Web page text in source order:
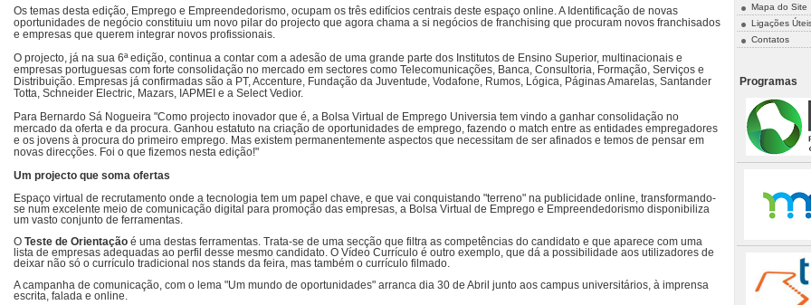
Os temas desta edição, Emprego e Empreendedorismo, ocupam os três edifícios centrais deste espaço online. A Identificação de novas
oportunidades de negócio constituiu um novo pilar do projecto que agora chama a si negócios de franchising que procuram novos franchisados
e empresas que querem integrar novos profissionais.
O projecto, já na sua 6ª edição, continua a contar com a adesão de uma grande parte dos Institutos de Ensino Superior, multinacionais e
empresas portuguesas com forte consolidação no mercado em sectores como Telecomunicações, Banca, Consultoria, Formação, Serviços e
Distribuição. Empresas já confirmadas são a PT, Accenture, Fundação da Juventude, Vodafone, Rumos, Lógica, Páginas Amarelas, Santander
Totta, Schneider Electric, Mazars, IAPMEI e a Select Vedior.
Para Bernardo Sá Nogueira "Como projecto inovador que é, a Bolsa Virtual de Emprego Universia tem vindo a ganhar consolidação no
mercado da oferta e da procura. Ganhou estatuto na criação de oportunidades de emprego, fazendo o match entre as entidades empregadores
e os jovens à procura do primeiro emprego. Mas existem permanentemente aspectos que necessitam de ser afinados e temos de pensar em
novas direcções. Foi o que fizemos nesta edição!"
Um projecto que soma ofertas
Espaço virtual de recrutamento onde a tecnologia tem um papel chave, e que vai conquistando "terreno" na publicidade online, transformando-
se num excelente meio de comunicação digital para promoção das empresas, a Bolsa Virtual de Emprego e Empreendedorismo disponibiliza
um vasto conjunto de ferramentas.
O Teste de Orientação é uma destas ferramentas. Trata-se de uma secção que filtra as competências do candidato e que aparece com uma
lista de empresas adequadas ao perfil desse mesmo candidato. O Vídeo Currículo é outro exemplo, que dá a possibilidade aos utilizadores de
deixar não só o currículo tradicional nos stands da feira, mas também o currículo filmado.
A campanha de comunicação, com o lema "Um mundo de oportunidades" arranca dia 30 de Abril junto aos campus universitários, à imprensa
escrita, falada e online.
Mapa do Site
Ligações
Contatos
Programas